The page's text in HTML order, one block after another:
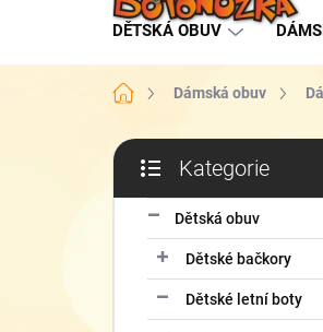
DĚTSKÁ OBUV
Domů Dámská obuv
P
s
kategorie
Kategorie
Dětská obuv
Dětské bačkory
Dětské letní boty